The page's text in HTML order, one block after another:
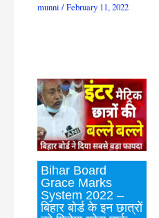
munni/February 11, 2022
Bihar Board
Grace Marks
System 2022 –
बिहार बोर्ड के इन छात्रों